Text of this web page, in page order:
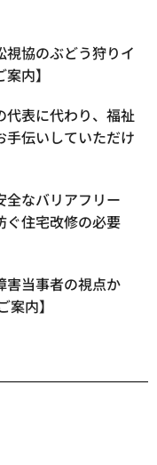
視協のぶどう狩りイ
内】
代表に代わり、福祉
手伝いしていただけ
全なバリアフリー
ぐ住宅改修の必要
害当事者の視点か
内】